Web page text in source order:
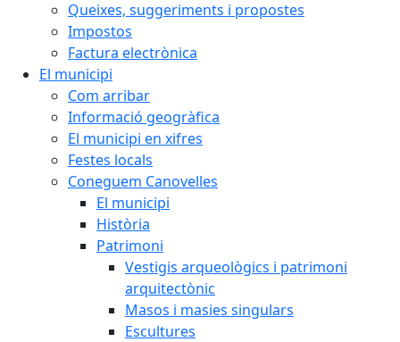
Queixes, suggeriments i propostes
Impostos
Factura electrònica
El municipi
Com arribar
Informació geogràfica
El municipi en xifres
Festes locals
Coneguem Canovelles
El municipi
Història
Patrimoni
Vestigis arqueològics i patrimoni
arquitectònic
Masos i masies singulars
Escultures